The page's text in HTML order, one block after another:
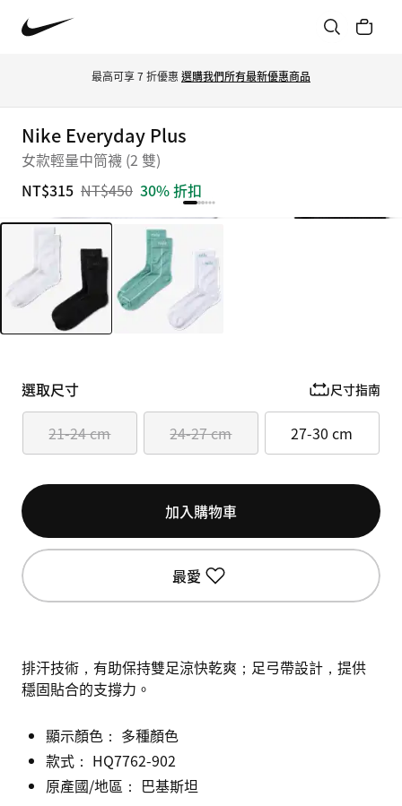
最高可享 7 折優惠 選購我們所有最新優惠商品
Nike Everyday Plus
女款輕量中筒襪 (2 雙)
NT$315 NT$450 30% 折扣
選取尺寸 尺寸指南
21-24 cm 24-27 cm 27-30 cm
加入購物車
最愛
排汗技術，有助保持雙足涼快乾爽；足弓帶設計，提供
穩固貼合的支撐力。
顯示顏色： 多種顏色
款式： HQ7762-902
原產國/地區： 巴基斯坦